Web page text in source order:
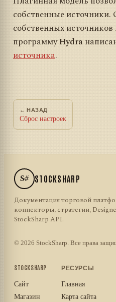
собственные источники.
собственных источников
программуHydra
источника.
← НАЗАД
Сброс настроек
S# STOCKSHARP
Документация торговой
коннекторы, стратегии,
StockSharp API.
© 2026 StockSharp. Все права
STOCKSHARP
Сайт
Магазин
РЕСУРСЫ
Главная
Карта сайта